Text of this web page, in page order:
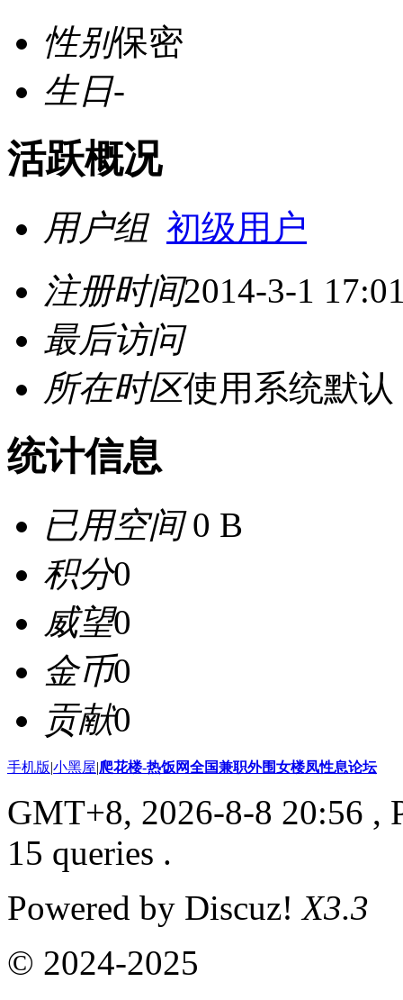
性别保密
生日-
活跃概况
用户组 初级用户
注册时间2014-3-1
最后访问
所在时区使用系统默认
统计信息
已用空间0 B
积分0
威望0
金币0
贡献0
手机版|小黑屋|爬花楼-热饭网全国兼职外围女楼凤性息论坛
GMT+8, 2026-8-8 20:56 ,
15 queries .
Powered by Discuz!X3.3
© 2024-2025